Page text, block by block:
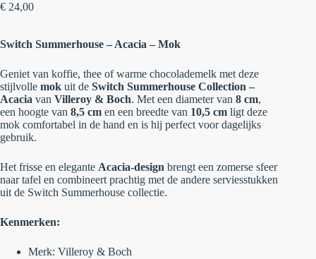
€ 24,00
Switch Summerhouse – Acacia – Mok
Geniet van koffie, thee of warme chocolademelk met deze
stijlvolle mok uit de Switch Summerhouse Collection –
Acacia van Villeroy & Boch. Met een diameter van 8 cm,
een hoogte van 8,5 cm en een breedte van 10,5 cm ligt deze
mok comfortabel in de hand en is hij perfect voor dagelijks
gebruik.
Het frisse en elegante Acacia-design brengt een zomerse sfeer
naar tafel en combineert prachtig met de andere serviesstukken
uit de Switch Summerhouse collectie.
Kenmerken:
Merk: Villeroy & Boch